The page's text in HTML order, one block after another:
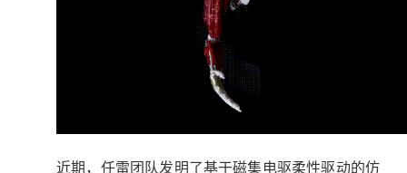
近期，任雷团队发明了基于磁集电驱柔性驱动的仿